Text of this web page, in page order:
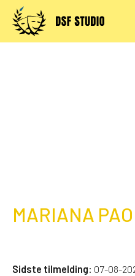
Skip
content
MARIANA
Sidste tilmelding: 07-08-